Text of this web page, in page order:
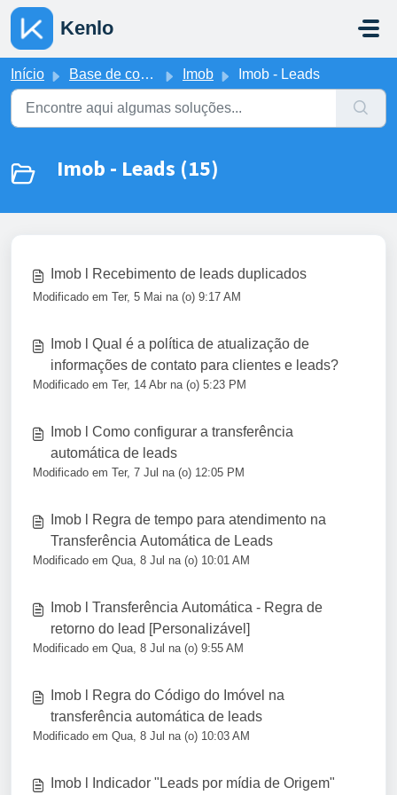
Ir para o conteúdo principal
Kenlo
Início Base de conhecimento Imob Imob - Leads
Imob - Leads (15)
Imob l Recebimento de leads duplicados
Modificado em Ter, 5 Mai na (o) 9:17 AM
Imob l Qual é a política de atualização de
informações de contato para clientes e leads?
Modificado em Ter, 14 Abr na (o) 5:23 PM
Imob l Como configurar a transferência
automática de leads
Modificado em Ter, 7 Jul na (o) 12:05 PM
Imob l Regra de tempo para atendimento na
Transferência Automática de Leads
Modificado em Qua, 8 Jul na (o) 10:01 AM
Imob l Transferência Automática - Regra de
retorno do lead [Personalizável]
Modificado em Qua, 8 Jul na (o) 9:55 AM
Imob l Regra do Código do Imóvel na
transferência automática de leads
Modificado em Qua, 8 Jul na (o) 10:03 AM
Imob l Indicador "Leads por mídia de Origem"